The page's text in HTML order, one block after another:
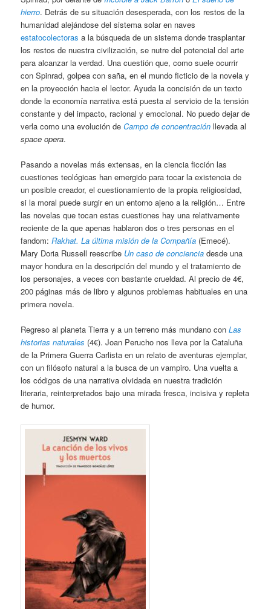
hierro. Detrás de su situación desesperada, con los restos de la
humanidad alejándose del sistema solar en naves
estatocolectoras a la búsqueda de un sistema donde trasplantar
los restos de nuestra civilización, se nutre del potencial del arte
para alcanzar la verdad. Una cuestión que, como suele ocurrir
con Spinrad, golpea con saña, en el mundo ficticio de la novela y
en la proyección hacia el lector. Ayuda la concisión de un texto
donde la economía narrativa está puesta al servicio de la tensión
constante y del impacto, racional y emocional. No puedo dejar de
verla como una evolución deCampo de concentración llevada al
space opera.
Pasando a novelas más extensas, en la ciencia ficción las
cuestiones teológicas han emergido para tocar la existencia de
un posible creador, el cuestionamiento de la propia religiosidad,
si la moral puede surgir en un entorno ajeno a la religión… Entre
las novelas que tocan estas cuestiones hay una relativamente
reciente de la que apenas hablaron dos o tres personas en el
fandom:Rakhat. La última misión de la Compañía (Emecé).
Mary Doria Russell reescribe Un caso de conciencia desde una
mayor hondura en la descripción del mundo y el tratamiento de
los personajes, a veces con bastante crueldad. Al precio de 4€,
200 páginas más de libro y algunos problemas habituales en una
primera novela.
Regreso al planeta Tierra y a un terreno más mundano conLas
historias naturales (4€). Joan Perucho nos lleva por la Cataluña
de la Primera Guerra Carlista en un relato de aventuras ejemplar,
con un filósofo natural a la busca de un vampiro. Una vuelta a
los códigos de una narrativa olvidada en nuestra tradición
literaria, reinterpretados bajo una mirada fresca, incisiva y repleta
de humor.